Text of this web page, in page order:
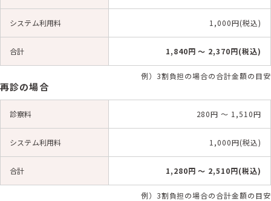
システム利用料 1,000円(税込)
合計 1,840円 〜 2,370円(税込)
例）3割負担の場合の合計金額の目安
再診の場合
診察料 280円 〜 1,510円
システム利用料 1,000円(税込)
合計 1,280円 〜 2,510円(税込)
例）3割負担の場合の合計金額の目安